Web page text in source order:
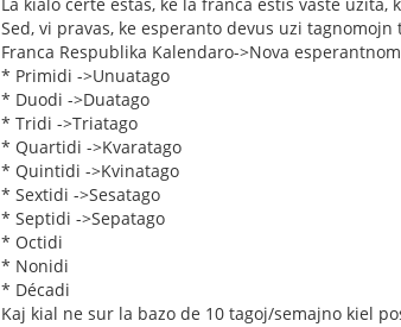
La kialo certe estas, ke la franca estis vaste uzita,
Sed, vi pravas, ke esperanto devus uzi tagnomojn
Franca Respublika Kalendaro->Nova
* Primidi ->Unuatago
* Duodi ->Duatago
* Tridi ->Triatago
* Quartidi ->Kvaratago
* Quintidi ->Kvinatago
* Sextidi ->Sesatago
* Septidi ->Sepatago
* Octidi
* Nonidi
* Décadi
Kaj kial ne sur la bazo de 10 tagoj/semajno kiel